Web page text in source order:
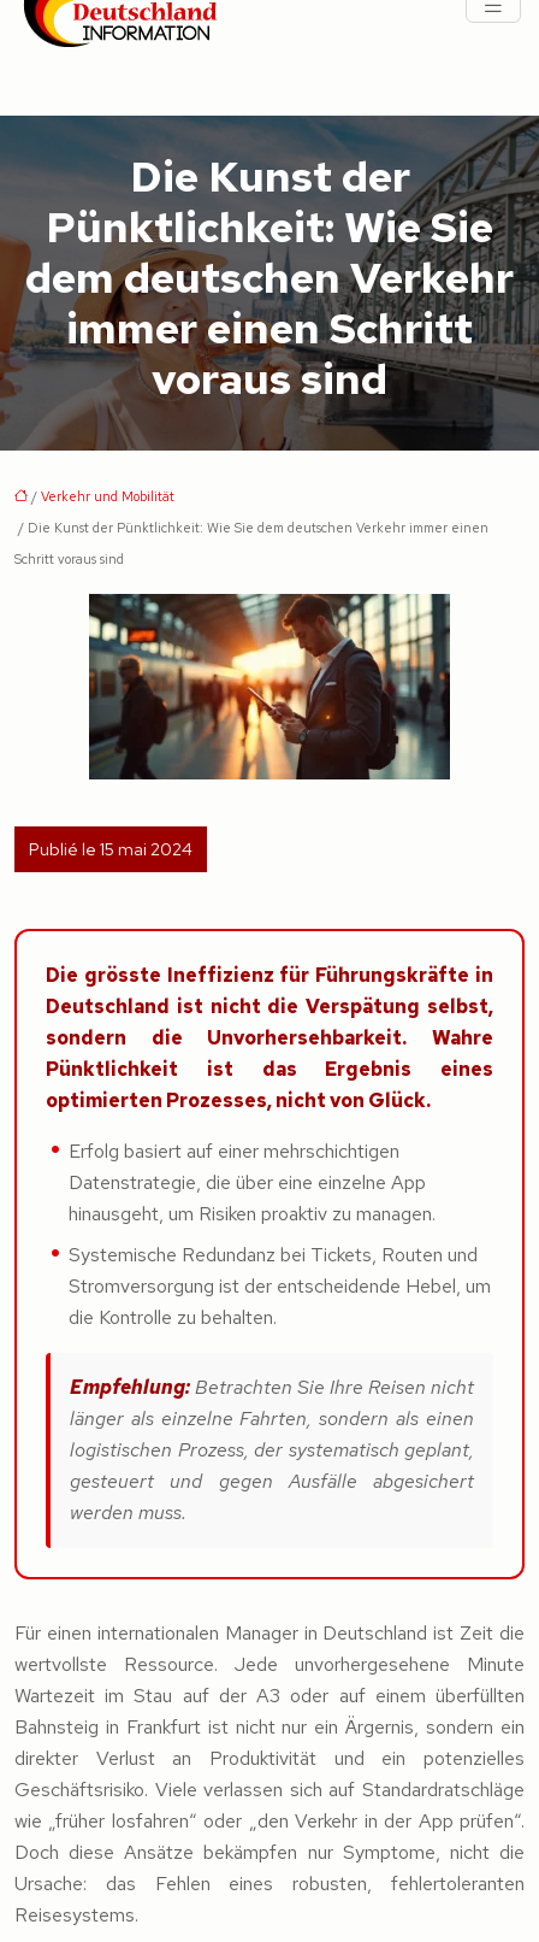
Die Kunst der
Pünktlichkeit: Wie Sie
dem deutschen Verkehr
immer einen Schritt
voraus sind
/ Verkehr und Mobilität
/ Die Kunst der Pünktlichkeit: Wie Sie dem deutschen Verkehr immer einen
Schritt voraus sind
Publié le 15 mai 2024
Die grösste Ineffizienz für Führungskräfte in
Deutschland ist nicht die Verspätung selbst,
sondern die Unvorhersehbarkeit. Wahre
Pünktlichkeit ist das Ergebnis eines
optimierten Prozesses, nicht von Glück.
Erfolg basiert auf einer mehrschichtigen
Datenstrategie, die über eine einzelne App
hinausgeht, um Risiken proaktiv zu managen.
Systemische Redundanz bei Tickets, Routen und
Stromversorgung ist der entscheidende Hebel, um
die Kontrolle zu behalten.
Empfehlung:Betrachten Sie Ihre Reisen nicht
länger als einzelne Fahrten, sondern als einen
logistischen Prozess, der systematisch geplant,
gesteuert und gegen Ausfälle abgesichert
werden muss.
Für einen internationalen Manager in Deutschland ist Zeit die
wertvollste Ressource. Jede unvorhergesehene Minute
Wartezeit im Stau auf der A3 oder auf einem überfüllten
Bahnsteig in Frankfurt ist nicht nur ein Ärgernis, sondern ein
direkter Verlust an Produktivität und ein potenzielles
Geschäftsrisiko. Viele verlassen sich auf Standardratschläge
wie „früher losfahren“ oder „den Verkehr in der App prüfen“.
Doch diese Ansätze bekämpfen nur Symptome, nicht die
Ursache: das Fehlen eines robusten, fehlertoleranten
Reisesystems.